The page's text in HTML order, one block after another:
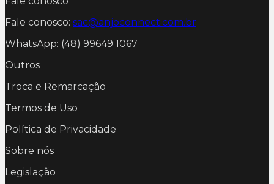
Fale conosco: sac@anjoconnect.com.br
WhatsApp: (48) 99649 1067
Outros
Troca e Remarcação
Termos de Uso
Política de Privacidade
Sobre nós
Legislação